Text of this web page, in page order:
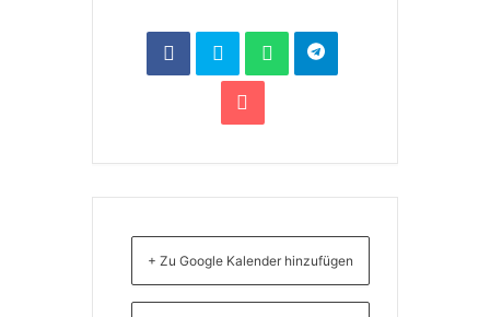
+ Zu Google Kalender hinzufügen